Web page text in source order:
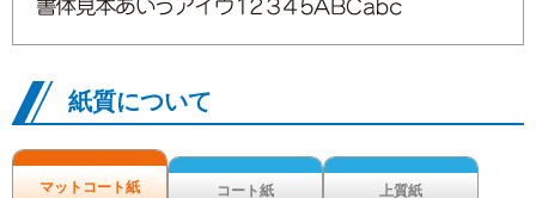
紙質について
マットコート紙 コート紙 上質紙